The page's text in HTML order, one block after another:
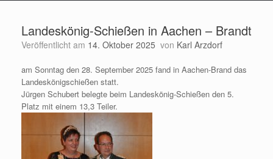
Landeskönig-Schießen in Aachen – Brandt
Veröffentlicht am 14. Oktober 2025 von Karl Arzdorf
am Sonntag den 28. September 2025 fand in Aachen-Brand das
Landeskönigschießen statt.
Jürgen Schubert belegte beim Landeskönig-Schießen den 5.
Platz mit einem 13,3 Teiler.